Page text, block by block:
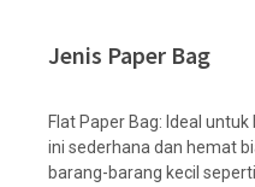
Jenis Paper Bag
Flat Paper Bag: Ideal
ini sederhana dan hemat
barang-barang kecil